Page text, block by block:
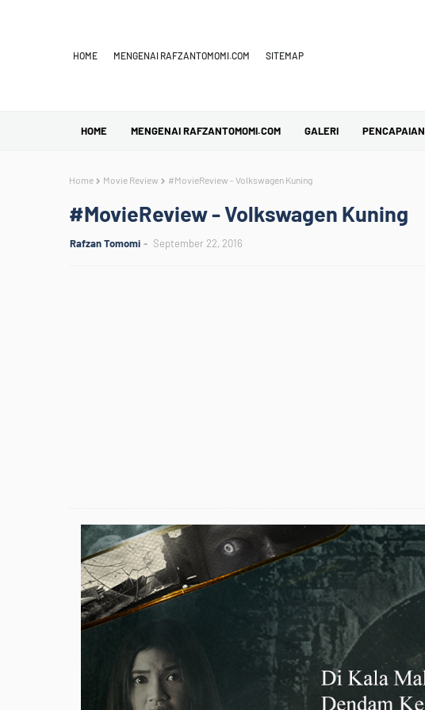
HOME MENGENAI RAFZANTOMOMI.COM SITEMAP
HOME MENGENAI RAFZANTOMOMI.COM GALERI PENCAPAIAN
Home Movie Review #MovieReview - Volkswagen Kuning
#MovieReview - Volkswagen Kuning
Rafzan Tomomi September 22, 2016